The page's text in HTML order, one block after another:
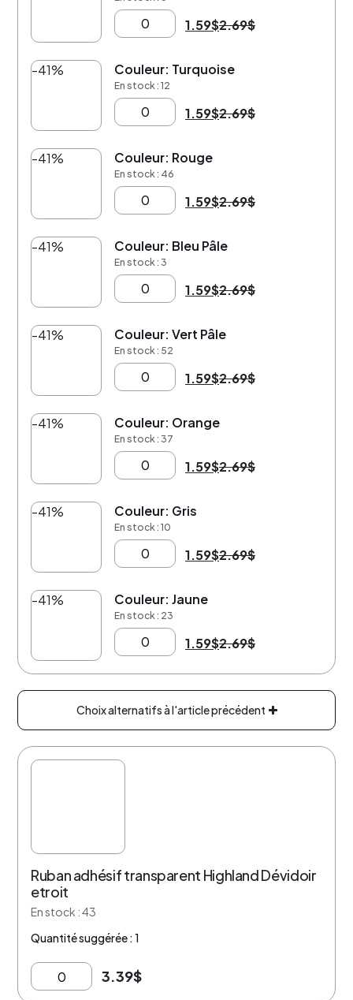
1.59$2.69$
-41% Couleur: Turquoise
En stock : 12
1.59$2.69$
-41% Couleur: Rouge
En stock : 46
1.59$2.69$
-41% Couleur: Bleu Pâle
En stock : 3
1.59$2.69$
-41% Couleur: Vert Pâle
En stock : 52
1.59$2.69$
-41% Couleur: Orange
En stock : 37
1.59$2.69$
-41% Couleur: Gris
En stock : 10
1.59$2.69$
-41% Couleur: Jaune
En stock : 23
1.59$2.69$
Choix alternatifs à l'article précédent
Ruban adhésif transparent Highland Dévidoir
etroit
En stock : 43
Quantité suggérée : 1
3.39$